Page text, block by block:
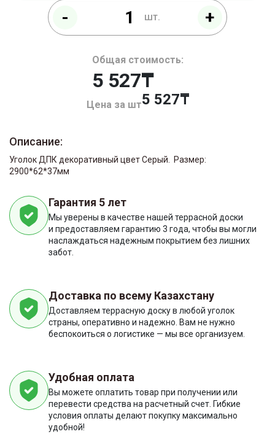
- шт. +
Цена за шт5 527
Общая стоимость:
5 527₸
Описание:
Уголок ДПК декоративный цвет Серый. Размер:
2900*62*37мм
Гарантия 5 лет
Мы уверены в качестве нашей террасной доски
и предоставляем гарантию 3 года, чтобы вы могли
наслаждаться надежным покрытием без лишних
забот.
Доставка по всему Казахстану
Доставляем террасную доску в любой уголок
страны, оперативно и надежно. Вам не нужно
беспокоиться о логистике — мы все организуем.
Удобная оплата
Вы можете оплатить товар при получении или
перевести средства на расчетный счет. Гибкие
условия оплаты делают покупку максимально
удобной!